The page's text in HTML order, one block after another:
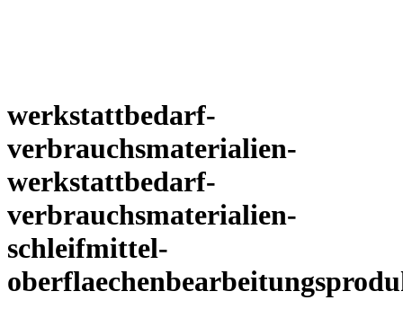
werkstattbedarf-
verbrauchsmaterialien-
werkstattbedarf-
verbrauchsmaterialien-
schleifmittel-